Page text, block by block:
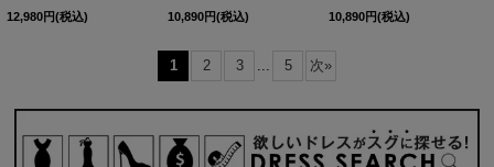
12,980円(税込) 10,890円(税込) 10,890円(税込)
1 2 3 5 次»